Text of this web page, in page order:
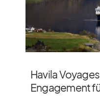
Havila
Engagement